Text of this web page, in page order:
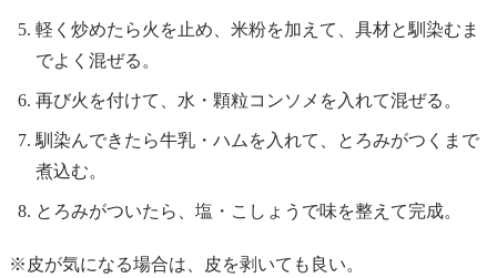
軽く炒めたら火を止め、米粉を加えて、具材と馴染むま
でよく混ぜる。
再び火を付けて、水・顆粒コンソメを入れて混ぜる。
馴染んできたら牛乳・ハムを入れて、とろみがつくまで
煮込む。
とろみがついたら、塩・こしょうで味を整えて完成。
※皮が気になる場合は、皮を剥いても良い。